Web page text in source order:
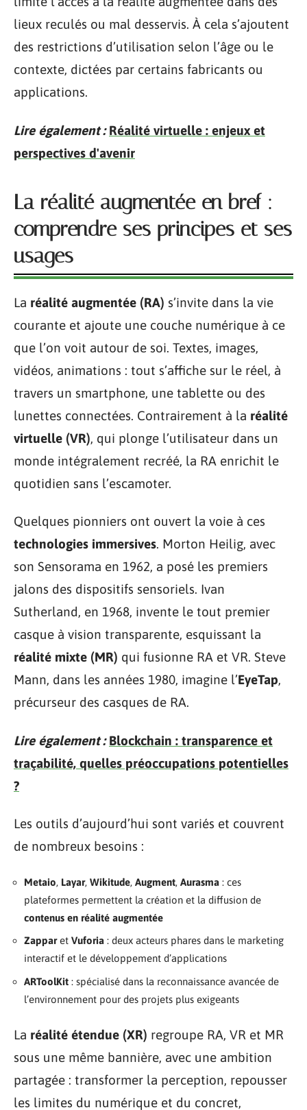
lieux reculés ou mal desservis. À cela s’ajoutent
des restrictions d’utilisation selon l’âge ou le
contexte, dictées par certains fabricants ou
applications.
Lire également : Réalité virtuelle : enjeux et
perspectives d'avenir
La réalité augmentée en bref :
comprendre ses principes et ses
usages
La réalité augmentée (RA) s’invite dans la vie
courante et ajoute une couche numérique à ce
que l’on voit autour de soi. Textes, images,
vidéos, animations : tout s’affiche sur le réel, à
travers un smartphone, une tablette ou des
lunettes connectées. Contrairement à la réalité
virtuelle (VR), qui plonge l’utilisateur dans un
monde intégralement recréé, la RA enrichit le
quotidien sans l’escamoter.
Quelques pionniers ont ouvert la voie à ces
technologies immersives. Morton Heilig, avec
son Sensorama en 1962, a posé les premiers
jalons des dispositifs sensoriels. Ivan
Sutherland, en 1968, invente le tout premier
casque à vision transparente, esquissant la
réalité mixte (MR) qui fusionne RA et VR. Steve
Mann, dans les années 1980, imagine l’EyeTap,
précurseur des casques de RA.
Lire également : Blockchain : transparence et
traçabilité, quelles préoccupations potentielles
?
Les outils d’aujourd’hui sont variés et couvrent
de nombreux besoins :
Metaio, Layar, Wikitude, Augment, Aurasma : ces
plateformes permettent la création et la diffusion de
contenus en réalité augmentée
Zapparet Vuforia : deux acteurs phares dans le marketing
interactif et le développement d’applications
ARToolKit : spécialisé dans la reconnaissance avancée de
l’environnement pour des projets plus exigeants
La réalité étendue (XR) regroupe RA, VR et MR
sous une même bannière, avec une ambition
partagée : transformer la perception, repousser
les limites du numérique et du concret,